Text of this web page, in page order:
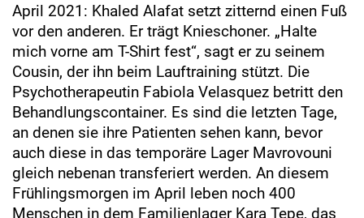
April 2021: Khaled Alafat setzt zitternd einen Fuß
vor den anderen. Er trägt Knieschoner. „Halte
mich vorne am T-Shirt fest“, sagt er zu seinem
Cousin, der ihn beim Lauftraining stützt. Die
Psychotherapeutin Fabiola Velasquez betritt den
Behandlungscontainer. Es sind die letzten Tage,
an denen sie ihre Patienten sehen kann, bevor
auch diese in das temporäre Lager Mavrovouni
gleich nebenan transferiert werden. An diesem
Frühlingsmorgen im April leben noch 400
Menschen in dem Familienlager Kara Tepe, das